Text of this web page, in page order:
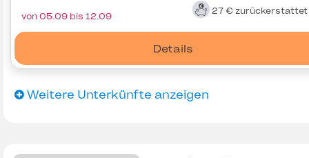
27 € zurückerstattet
Details
von 05.09 bis 12.09
Weitere Unterkünfte anzeigen